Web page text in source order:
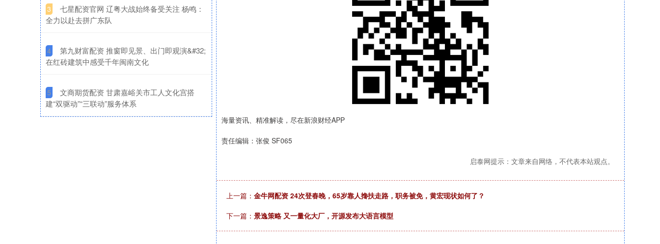
海量资讯、精准解读，尽在新浪财经APP
责任编辑：张俊 SF065
启泰网提示：文章来自网络，不代表本站观点。
上一篇： 金牛网配资 24次登春晚，65岁靠人搀扶走路，职务被免，黄宏现状如何了？
下一篇： 景逸策略 又一量化大厂，开源发布大语言模型
3
​七星配资官网 辽粤大战始终备受关注 杨鸣：
全力以赴去拼广东队
4
​第九财富配资 推窗即见景、出门即观演&#32;
在红砖建筑中感受千年闽南文化
5
​文商期货配资 甘肃嘉峪关市工人文化宫搭
建“双驱动”“三联动”服务体系